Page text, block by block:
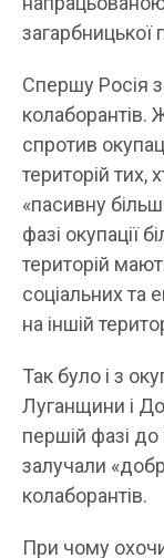
загарбницької
Спершу Росія
колаборантів.
спротив
територій тих,
«пасивну
фазі окупації
територій
соціальних та
на іншій
Так було і з
Луганщини і
першій фазі до
залучали
колаборантів.
При чому